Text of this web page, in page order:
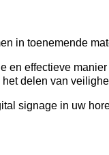
in toenemende
effectieve
delen van
signage in uw